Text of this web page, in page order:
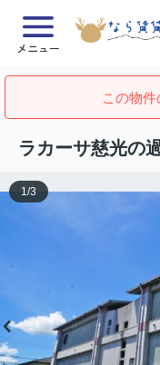
メニュー
この物件
ラカーサ慈光の
1/3